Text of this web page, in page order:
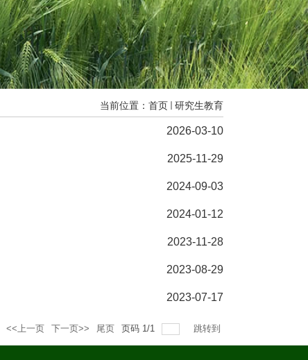
当前位置： 首页 研究生教育
2026-03-10
2025-11-29
2024-09-03
2024-01-12
2023-11-28
2023-08-29
2023-07-17
<<上一页 下一页>> 尾页 页码 1 /1 跳转到